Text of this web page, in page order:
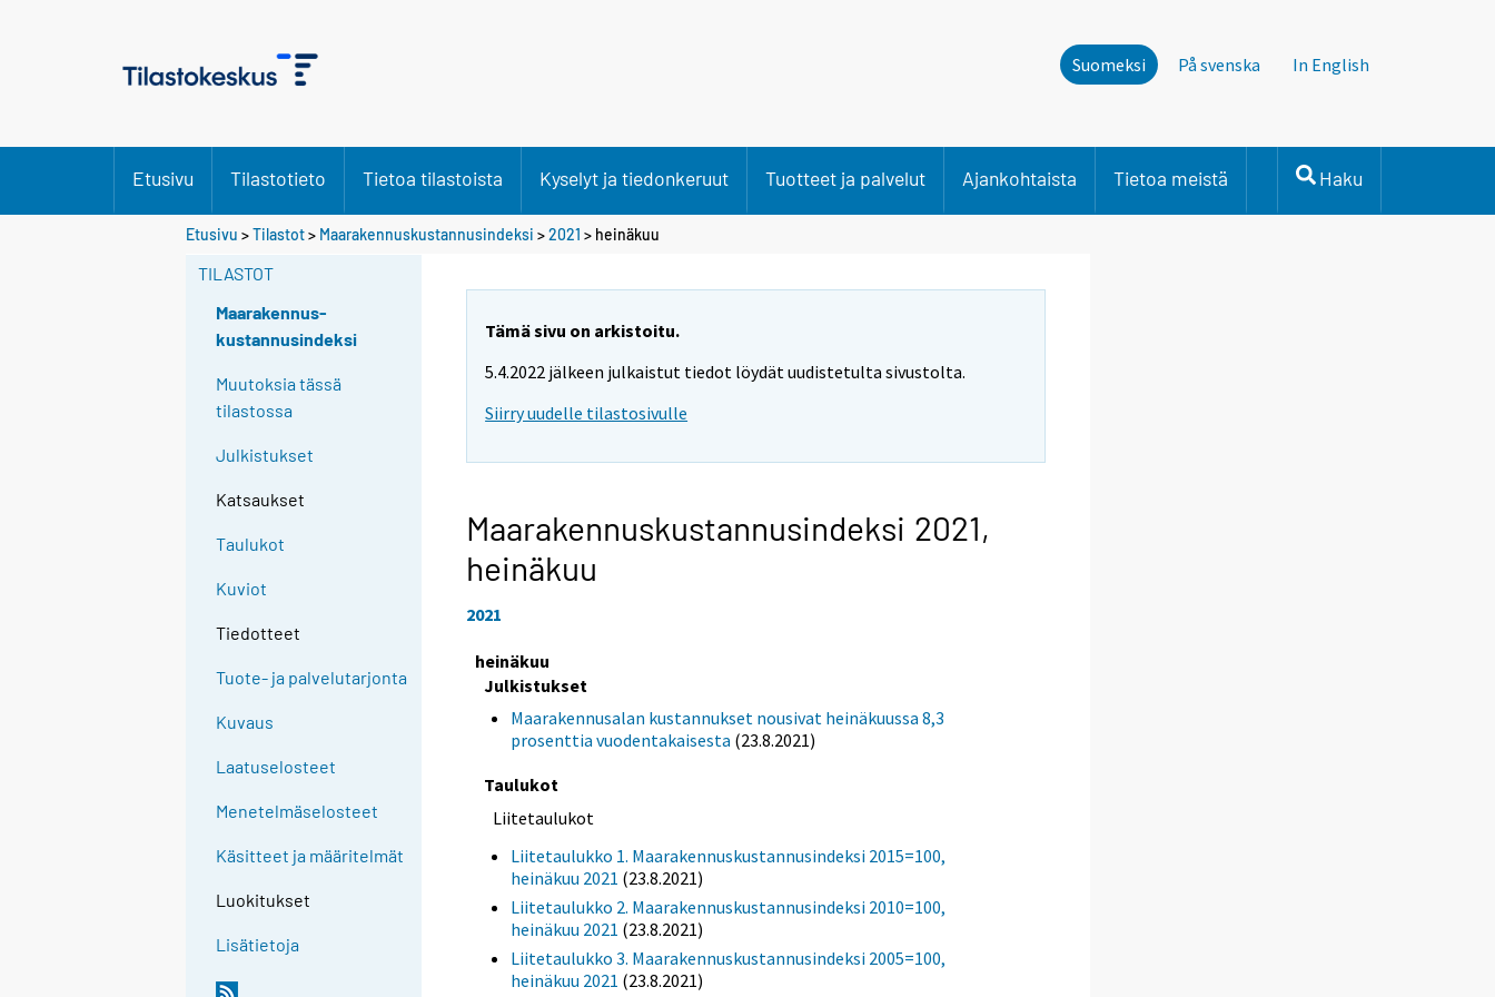
Suomeksi På svenska In English
Etusivu Tilastotieto Tietoa tilastoista Kyselyt ja tiedonkeruut Tuotteet ja palvelut Ajankohtaista Tietoa meistä Haku
Etusivu >Tilastot> Maarakennuskustannusindeksi >2021 > heinäkuu
TILASTOT
Maarakennus-
kustannusindeksi
Muutoksia tässä
tilastossa
Julkistukset
Katsaukset
Taulukot
Kuviot
Tiedotteet
Tuote- ja palvelutarjonta
Kuvaus
Laatuselosteet
Menetelmäselosteet
Käsitteet ja määritelmät
Luokitukset
Lisätietoja
Tämä sivu on arkistoitu.
5.4.2022 jälkeen julkaistut tiedot löydät uudistetulta sivustolta.
Siirry uudelle tilastosivulle
Maarakennuskustannusindeksi 2021,
heinäkuu
2021
heinäkuu
Julkistukset
Maarakennusalan kustannukset nousivat heinäkuussa 8,3
prosenttia vuodentakaisesta (23.8.2021)
Taulukot
Liitetaulukot
Liitetaulukko 1. Maarakennuskustannusindeksi 2015=100,
heinäkuu 2021 (23.8.2021)
Liitetaulukko 2. Maarakennuskustannusindeksi 2010=100,
heinäkuu 2021 (23.8.2021)
Liitetaulukko 3. Maarakennuskustannusindeksi 2005=100,
heinäkuu 2021 (23.8.2021)